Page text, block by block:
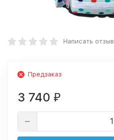
Написать отзыв
Предзаказ
3 740 ₽